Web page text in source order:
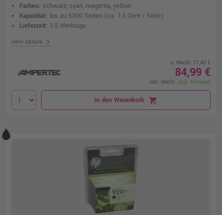
Farben: schwarz, cyan, magenta, yellow
Kapazität: bis zu 6300 Seiten (ca. 1,3 Cent / Seite)
Lieferzeit: 1-2 Werktage
mehr Details chevron_right
o. MwSt. 71,42 €
84,99 €
inkl. MwSt. zzgl. Versand
In den Warenkorb shopping_cart